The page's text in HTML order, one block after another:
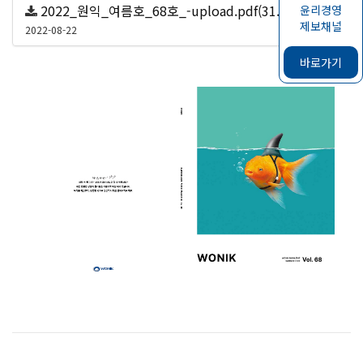
윤리경영
제보채널
바로가기
2022_원익_여름호_68호_-upload.pdf(31.1 MB)
2022-08-22 259